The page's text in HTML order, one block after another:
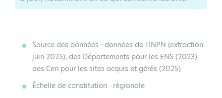
Source des données : données de l'INPN (extraction
juin 2025), des Départements pour les ENS (2023),
des Cen pour les sites acquis et gérés (2025)
Échelle de constitution : régionale